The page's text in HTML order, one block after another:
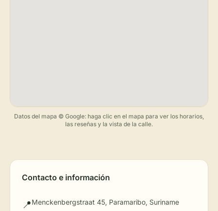
Datos del mapa © Google: haga clic en el mapa para ver los horarios,
las reseñas y la vista de la calle.
Contacto e información
📍Menckenbergstraat 45, Paramaribo, Suriname